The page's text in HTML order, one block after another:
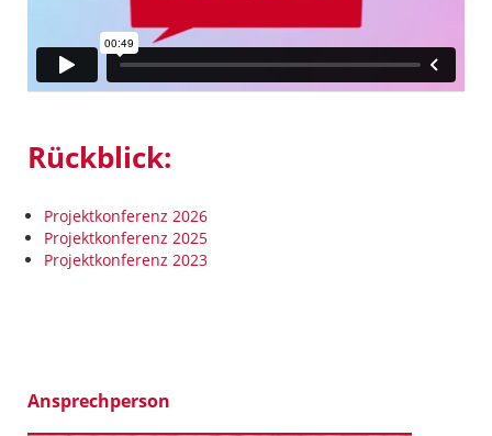
Rückblick:
Projektkonferenz 2026
Projektkonferenz 2025
Projektkonferenz 2023
Ansprechperson